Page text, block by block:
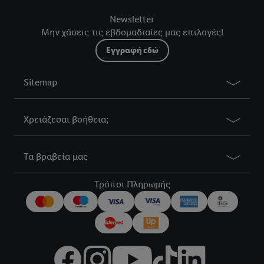
Newsletter
Μην χάσεις τις εβδομαδιαίες μας επιλογές!
Εγγραφή εδώ
Sitemap
Χρειάζεσαι βοήθεια;
Τα βραβεία μας
Τρόποι Πληρωμής